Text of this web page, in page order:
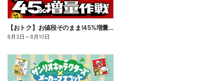
【おトク】お値段そのまま!45%増量作戦!
8月3日 ～8月10日